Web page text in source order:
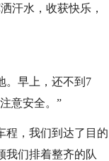
汗水，收获快乐，
。早上，还不到7
意安全。”
程，我们到达了目的
我们排着整齐的队